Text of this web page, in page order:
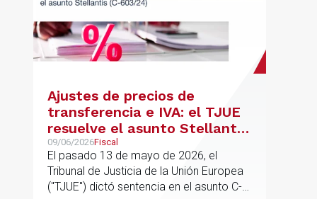
Ajustes de precios de
transferencia e IVA: el TJUE
resuelve el asunto Stellantis
(C-603/24)
09/06/2026Fiscal
El pasado 13 de mayo de 2026, el
Tribunal de Justicia de la Unión Europea
("TJUE") dictó sentencia en el asunto C-